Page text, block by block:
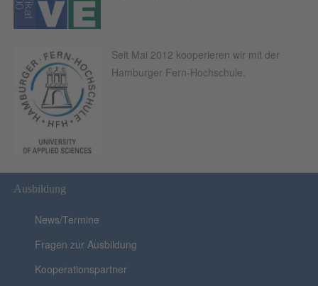
Seit Mai 2012 kooperieren wir mit der
Hamburger Fern-Hochschule.
Ausbildung
News/Termine
Fragen zur Ausbildung
Kooperationspartner